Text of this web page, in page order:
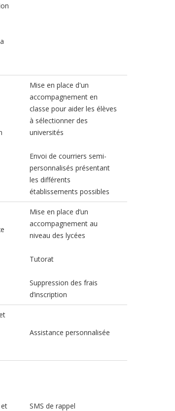
Mise en place d'un
accompagnement en
classe pour aider les élèves
à sélectionner des
universités
Envoi de courriers semi-
personnalisés présentant
les différents
établissements possibles
Mise en place d’un
accompagnement au
niveau des lycées
Tutorat
Suppression des frais
d’inscription
Assistance personnalisée
SMS de rappel